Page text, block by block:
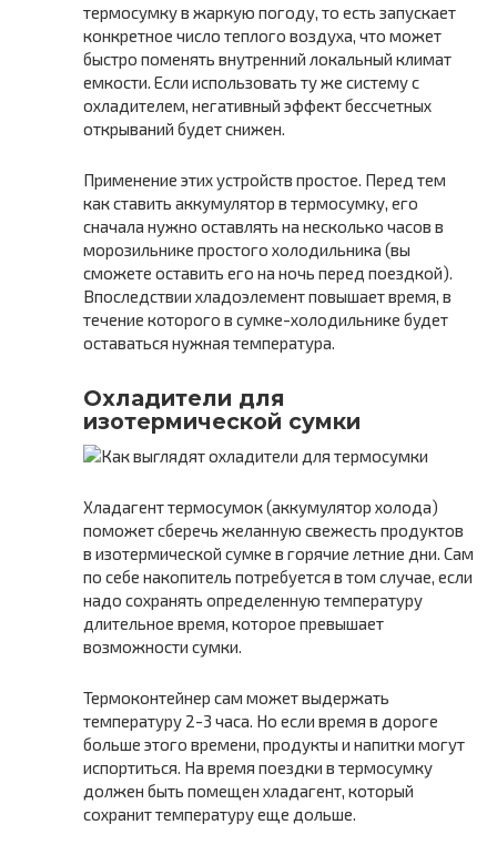
термосумку в жаркую погоду, то есть запускает
конкретное число теплого воздуха, что может
быстро поменять внутренний локальный климат
емкости. Если использовать ту же систему с
охладителем, негативный эффект бессчетных
открываний будет снижен.
Применение этих устройств простое. Перед тем
как ставить аккумулятор в термосумку, его
сначала нужно оставлять на несколько часов в
морозильнике простого холодильника (вы
сможете оставить его на ночь перед поездкой).
Впоследствии хладоэлемент повышает время, в
течение которого в сумке-холодильнике будет
оставаться нужная температура.
Охладители для
изотермической сумки
Хладагент термосумок (аккумулятор холода)
поможет сберечь желанную свежесть продуктов
в изотермической сумке в горячие летние дни. Сам
по себе накопитель потребуется в том случае, если
надо сохранять определенную температуру
длительное время, которое превышает
возможности сумки.
Термоконтейнер сам может выдержать
температуру 2-3 часа. Но если время в дороге
больше этого времени, продукты и напитки могут
испортиться. На время поездки в термосумку
должен быть помещен хладагент, который
сохранит температуру еще дольше.